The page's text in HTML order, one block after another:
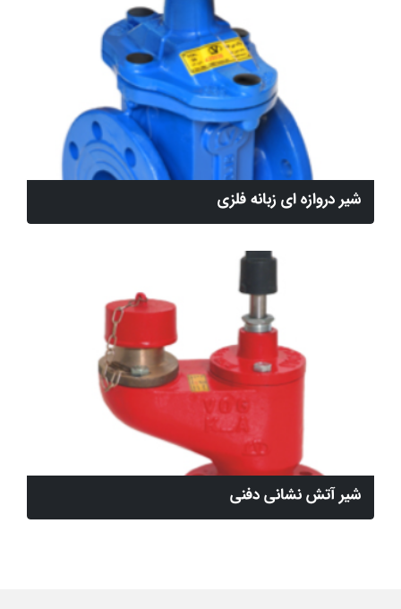
شیر دروازه ای زبانه فلزی
شیر آتش نشانی دفنی